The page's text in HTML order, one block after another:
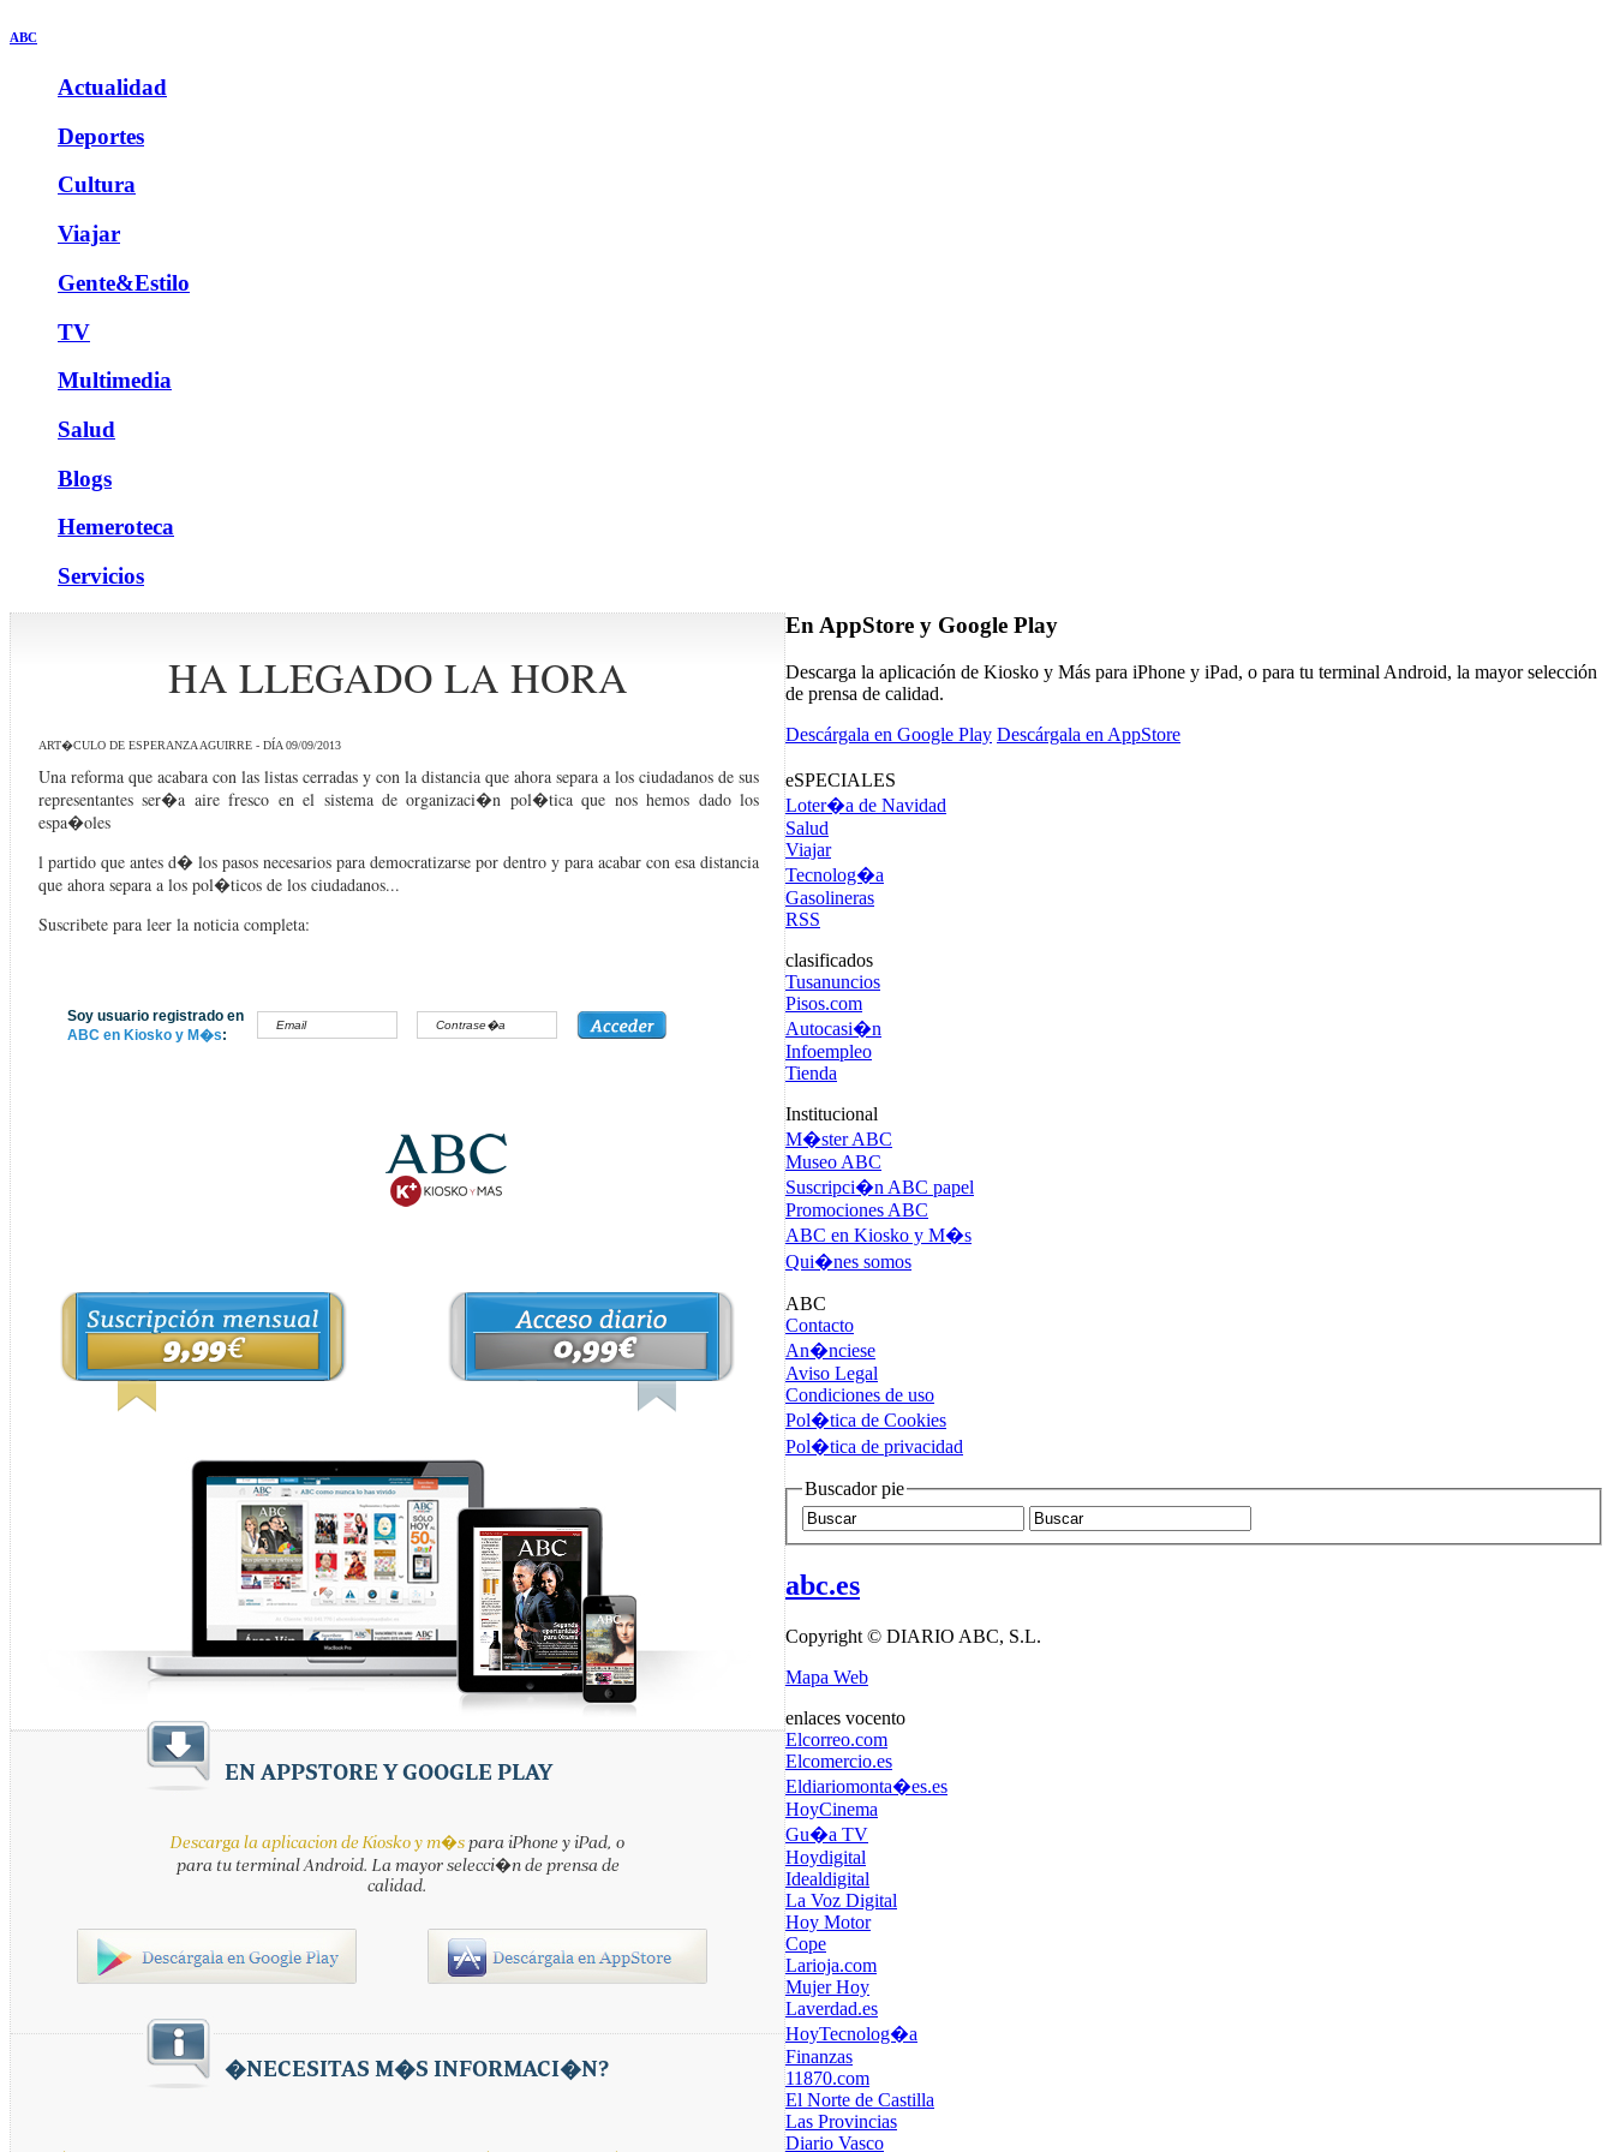
ABC
Actualidad
Deportes
Cultura
Viajar
Gente&Estilo
TV
Multimedia
Salud
Blogs
Hemeroteca
Servicios
HA LLEGADO LA HORA
ART�CULO DE ESPERANZA AGUIRRE - DÍA 09/09/2013
Una reforma que acabara con las listas cerradas y con la distancia que ahora separa a los ciudadanos de sus
representantes ser�a aire fresco en el sistema de organizaci�n pol�tica que nos hemos dado los
espa�oles
l partido que antes d� los pasos necesarios para democratizarse por dentro y para acabar con esa distancia
que ahora separa a los pol�ticos de los ciudadanos...
Suscribete para leer la noticia completa:
Soy usuario registrado en
ABC en Kiosko y M�s:
EN APPSTORE Y GOOGLE PLAY
Descarga la aplicacion de Kiosko y m�spara iPhone y iPad, o
para tu terminal Android. La mayor selecci�n de prensa de
calidad.
�NECESITAS M�S INFORMACI�N?
En AppStore y Google Play
Descarga la aplicación de Kiosko y Más para iPhone y iPad, o para tu terminal Android, la mayor selección
de prensa de calidad.
Descárgala en Google Play Descárgala en AppStore
eSPECIALES
Loter�a de Navidad
Salud
Viajar
Tecnolog�a
Gasolineras
RSS
clasificados
Tusanuncios
Pisos.com
Autocasi�n
Infoempleo
Tienda
Institucional
M�ster ABC
Museo ABC
Suscripci�n ABC papel
Promociones ABC
ABC en Kiosko y M�s
Qui�nes somos
ABC
Contacto
An�nciese
Aviso Legal
Condiciones de uso
Pol�tica de Cookies
Pol�tica de privacidad
Buscador pie
abc.es
Copyright © DIARIO ABC, S.L.
Mapa Web
enlaces vocento
Elcorreo.com
Elcomercio.es
Eldiariomonta�es.es
HoyCinema
Gu�a TV
Hoydigital
Idealdigital
La Voz Digital
Hoy Motor
Cope
Larioja.com
Mujer Hoy
Laverdad.es
HoyTecnolog�a
Finanzas
11870.com
El Norte de Castilla
Las Provincias
Diario Vasco